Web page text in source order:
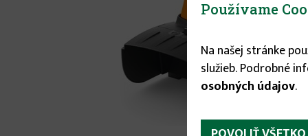
Používame
Na našej stránke
služieb. Podrobné
osobných údajov.